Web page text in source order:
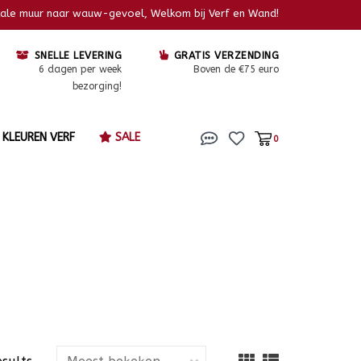
muur naar wauw-gevoel, Welkom bij Verf en Wand!
SNELLE LEVERING
6 dagen per week
bezorging!
GRATIS VERZENDING
Boven de €75 euro
KLEUREN VERF SALE 0